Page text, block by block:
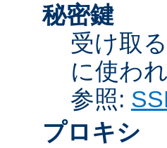
秘密鍵
受け取
に使わ
参照:
プロキシ